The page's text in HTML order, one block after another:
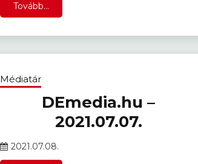
Tovább...
Médiatár
DEmedia.hu –
2021.07.07.
2021.07.08.